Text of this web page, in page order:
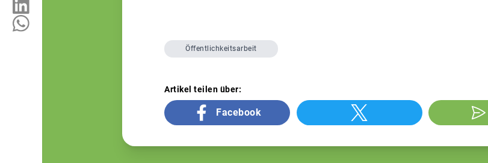
Öffentlichkeitsarbeit
Artikel teilen über:
Facebook